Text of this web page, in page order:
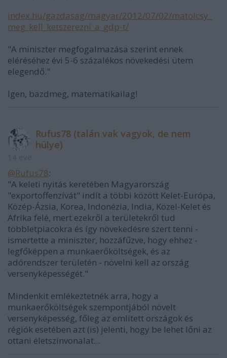
index.hu/gazdasag/magyar/2012/07/02/matolcsy_
meg_kell_ketszerezni_a_gdp-t/
"A miniszter megfogalmazása szerint ennek
eléréséhez évi 5-6 százalékos növekedési ütem
elegendő."
Igen, bazdmeg, matematikailag!
Rufus78 (talán vak vagyok, de nem
hülye)
@Rufus78:
"A keleti nyitás keretében Magyarország
"exportoffenzívát" indít a többi között Kelet-Európa,
Közép-Ázsia, Korea, Indonézia, India, Közel-Kelet és
Afrika felé, mert ezekről a területekről tud
többletpiacokra és így növekedésre szert tenni -
ismertette a miniszter, hozzáfűzve, hogy ehhez -
legfőképpen a munkaerőköltségek, és az
adórendszer területén - növelni kell az ország
versenyképességét."
Mindenkit emlékeztetnék arra, hogy a
munkaerőköltségek szempontjából növelt
versenyképesség, főleg az említett országok és
régiók esetében azt (is) jelenti, hogy be lehet lőni az
ottani életszínvonalat...